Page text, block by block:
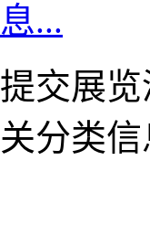
...
交展
分类